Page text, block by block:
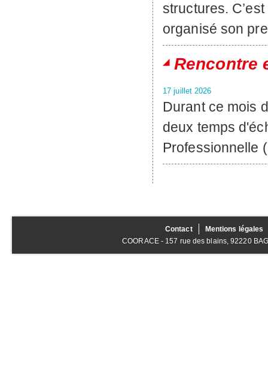
structures.
organisé son
Rencontre
17 juillet 2026
Durant ce mois
deux temps
Professionnelle
Contact
Mentions légales
COORACE - 157 rue des blains, 92220